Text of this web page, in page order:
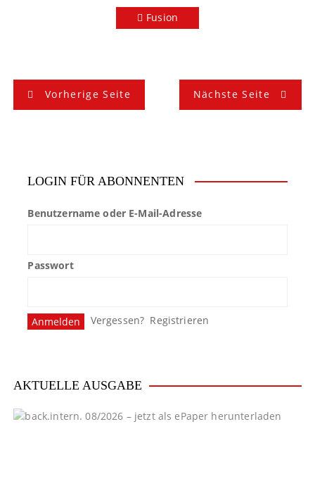
Fusion
i
g
Vorherige Seite Nächste Seite
LOGIN FÜR ABONNENTEN
Benutzername oder E-Mail-Adresse
Passwort
Vergessen? Registrieren
AKTUELLE AUSGABE